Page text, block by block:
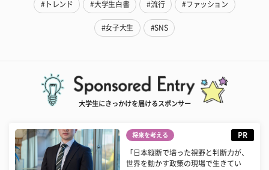
#トレンド #大学生白書 #流行 #ファッション
#女子大生 #SNS
大学生にきっかけを届けるスポンサー
将来を考える PR
「日本縦断で培った視野と判断力が、
世界を動かす政策の現場で生きてい